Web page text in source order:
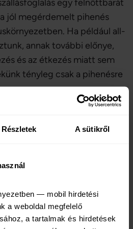
Részletek A sütikről
— mobil hirdetési
a weboldal megfelelő
a tartalmak és hirdetések
egy felnőttbarát
jól megérdemelt pihenés
Ha például all-
annak további előnye,
és az étkezés miatt sem
tényleg csak a pihenésre
kényelemben lesz
amellyel nem mindennap
exkluzív pihenés